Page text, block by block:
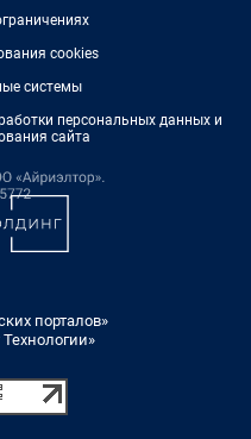
cookies
системы
персональных данных и
сайта
порталов»